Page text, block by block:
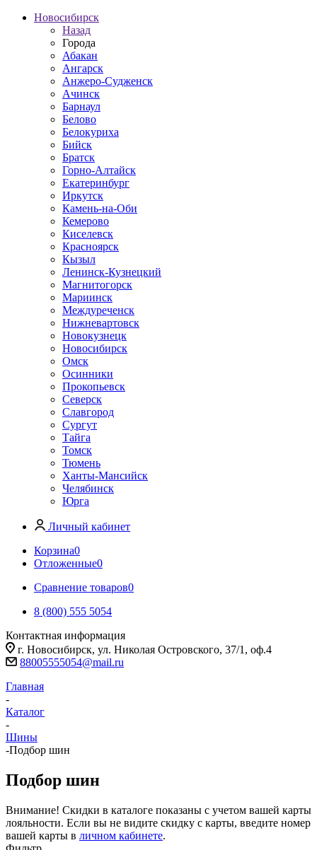
Новосибирск
Назад
Города
Абакан
Ангарск
Анжеро-Судженск
Ачинск
Барнаул
Белово
Белокуриха
Бийск
Братск
Горно-Алтайск
Екатеринбург
Иркутск
Камень-на-Оби
Кемерово
Киселевск
Красноярск
Кызыл
Ленинск-Кузнецкий
Магнитогорск
Мариинск
Междуреченск
Нижневартовск
Новокузнецк
Новосибирск
Омск
Осинники
Прокопьевск
Северск
Славгород
Сургут
Тайга
Томск
Тюмень
Ханты-Мансийск
Челябинск
Юрга
Личный кабинет
Корзина0
Отложенные0
Сравнение товаров0
8 (800) 555 5054
Контактная информация
г. Новосибирск, ул. Николая Островского, 37/1, оф.4
88005555054@mail.ru
Главная
-
Каталог
-
Шины
-Подбор шин
Подбор шин
Внимание! Скидки в каталоге показаны с учетом вашей карты
лояльности. Если вы не видите скидку с карты, введите номер
вашей карты в личном кабинете.